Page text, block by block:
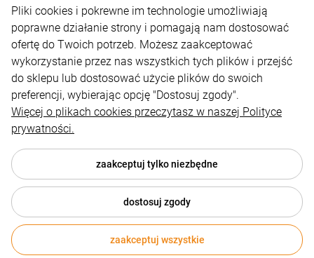
sklep@reklamydrukarnia.pl
Moje konto
Płatności i dostawa
Informacje
© 2026 reklamydrukarnia.pl . Wszelkie prawa zastrzeżone.
Shoper.pl
Pliki cookies i pokrewne im technologie umożliwiają
poprawne działanie strony i pomagają nam dostosować
ofertę do Twoich potrzeb. Możesz zaakceptować
wykorzystanie przez nas wszystkich tych plików i przejść
do sklepu lub dostosować użycie plików do swoich
preferencji, wybierając opcję "Dostosuj zgody".
Więcej o plikach cookies przeczytasz w naszej Polityce
prywatności.
zaakceptuj tylko niezbędne
dostosuj zgody
zaakceptuj wszystkie